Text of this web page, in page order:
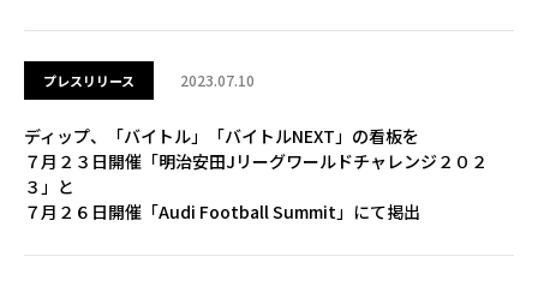
プレスリリース 2023.07.10
ディップ、「バイトル」「バイトルNEXT」の看板を
７月２３日開催「明治安田Jリーグワールドチャレンジ２０２
３」と
７月２６日開催「Audi Football Summit」にて掲出